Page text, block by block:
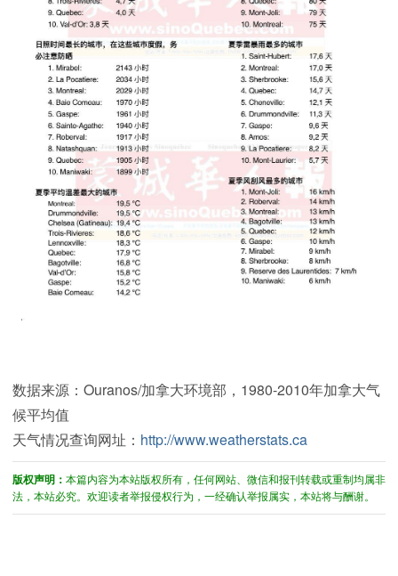
数据来源：Ouranos/加拿大环境部，1980-2010年加拿大气
候平均值
天气情况查询网址： http://www.weatherstats.ca
版权声明： 本篇内容为本站版权所有，任何网站、微信和报刊转载或重制均属非
法，本站必究。欢迎读者举报侵权行为，一经确认举报属实，本站将与酬谢。